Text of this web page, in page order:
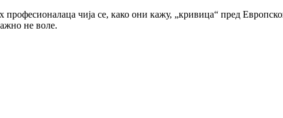
чија се, како они кажу, „кривица“ пред
не воле.